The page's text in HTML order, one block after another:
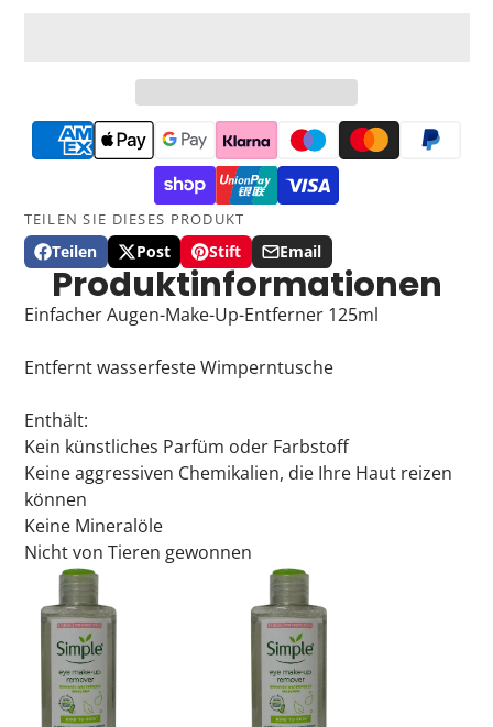
TEILEN SIE DIESES PRODUKT
Teilen
Auf
Facebook
teilen
Öffnet
einem
neuen
Post
Beitrag
auf
Öffnet
in
neuen
Stift
Auf
Pinterest
Öffnet
in
einem
neuen
Email
Per
E-
Mail
teilen
Produktinformationen
Einfacher Augen-Make-Up-Entferner 125ml
Entfernt wasserfeste Wimperntusche
Enthält:
Kein künstliches Parfüm oder Farbstoff
Keine aggressiven Chemikalien, die Ihre Haut reizen
können
Keine Mineralöle
Nicht von Tieren gewonnen